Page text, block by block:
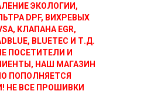
ЭКОЛОГИИ,
DPF, ВИХРЕВЫХ
КЛАПАНА EGR,
BLUETEC И Т.Д.
ПОСЕТИТЕЛИ И
НАШ МАГАЗИН
ПОПОЛНЯЕТСЯ
НЕ ВСЕ ПРОШИВКИ